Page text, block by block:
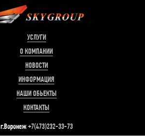
УСЛУГИ
О КОМПАНИИ
НОВОСТИ
ИНФОРМАЦИЯ
НАШИ ОБЬЕКТЫ
КОНТАКТЫ
г.Воронеж+7(473)232-33-73